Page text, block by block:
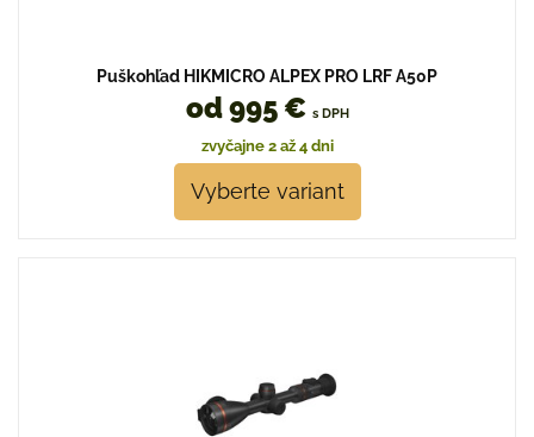
Puškohľad HIKMICRO ALPEX PRO LRF A50P
od 995 € s DPH
zvyčajne 2 až 4 dni
Vyberte variant